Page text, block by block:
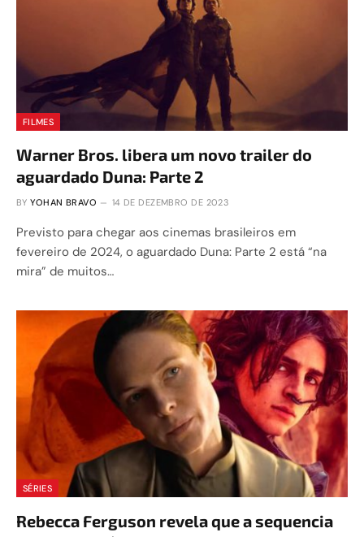
FILMES
Warner Bros. libera um novo trailer do
aguardado Duna: Parte 2
BY YOHAN BRAVO 14 DE DEZEMBRO DE 2023
Previsto para chegar aos cinemas brasileiros em
fevereiro de 2024, o aguardado Duna: Parte 2 está “na
mira” de muitos…
SÉRIES
Rebecca Ferguson revela que a sequencia